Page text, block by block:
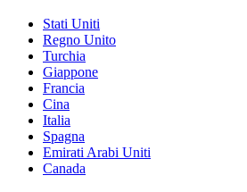
Stati Uniti
Regno Unito
Turchia
Giappone
Francia
Cina
Italia
Spagna
Emirati Arabi Uniti
Canada